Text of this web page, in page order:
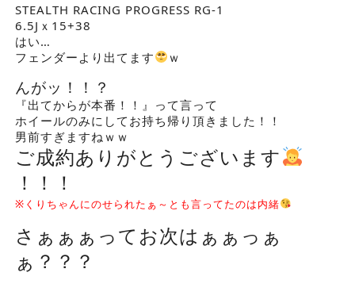
STEALTH RACING PROGRESS RG-1
6.5Jｘ15+38
はい…
フェンダーより出てます
ｗ
んがッ！！？
『出てからが本番！！』って言って
ホイールのみにしてお持ち帰り頂きました！！
男前すぎますねｗｗ
ご成約ありがとうございます
！！！
※くりちゃんにのせられたぁ～とも言ってたのは内緒
さぁぁぁってお次はぁぁっぁ
ぁ？？？